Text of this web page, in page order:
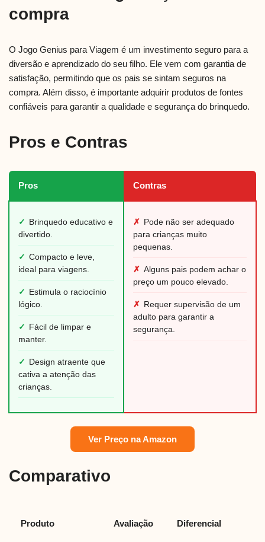
compra
O Jogo Genius para Viagem é um investimento seguro para a
diversão e aprendizado do seu filho. Ele vem com garantia de
satisfação, permitindo que os pais se sintam seguros na
compra. Além disso, é importante adquirir produtos de fontes
confiáveis para garantir a qualidade e segurança do brinquedo.
Pros e Contras
Pros Contras
✓
Brinquedo educativo e
divertido.
✓ Compacto e leve,
ideal para viagens.
✓
Estimula o raciocínio
lógico.
✓
Fácil de limpar e
manter.
✓
Design atraente que
cativa a atenção das
crianças.
✗ Pode não ser adequado
para crianças muito
pequenas.
✗ Alguns pais podem achar o
preço um pouco elevado.
✗ Requer supervisão de um
adulto para garantir a
segurança.
Ver Preço na Amazon
Comparativo
Produto Avaliação Diferencial